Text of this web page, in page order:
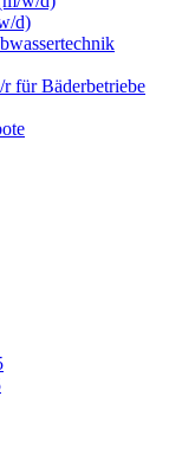
d)
r für Bäderbetriebe